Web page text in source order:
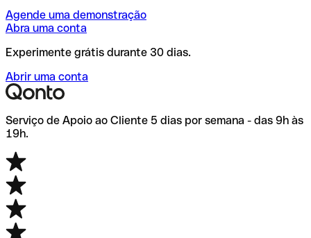
Agende uma demonstração
Abra uma conta
Experimente grátis durante 30 dias.
Abrir uma conta
Serviço de Apoio ao Cliente 5 dias por semana - das 9h às
19h.